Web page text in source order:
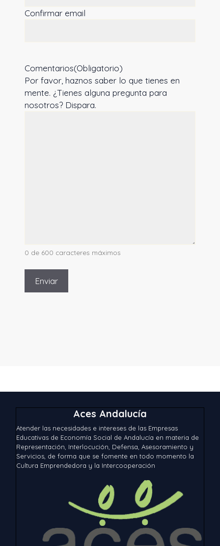
Confirmar email
Comentarios(Obligatorio)
Por favor, haznos saber lo que tienes en
mente. ¿Tienes alguna pregunta para
nosotros? Dispara.
0 de 600 caracteres máximos
Aces Andalucía
Atender las necesidades e intereses de las Empresas
Educativas de Economía Social de Andalucía en materia de
Representación, Interlocución, Defensa, Asesoramiento y
Servicios, de forma que se fomente en todo momento la
Cultura Emprendedora y la Intercooperación